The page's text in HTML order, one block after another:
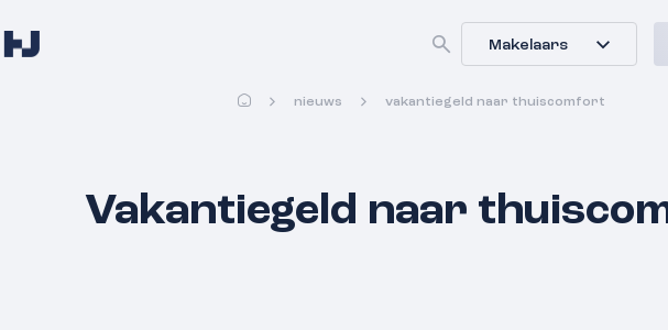
Makelaars
nieuws vakantiegeld naar thuiscomfort
Vakantiegeld naar